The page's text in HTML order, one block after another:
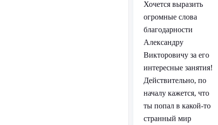
Хочется выразить
огромные слова
благодарности
Александру
Викторовичу за его
интересные занятия!
Действительно, по
началу кажется, что
ты попал в какой-то
странный мир